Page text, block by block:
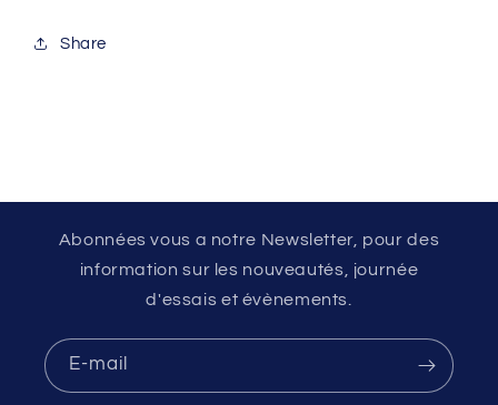
Share
Abonnées vous a notre Newsletter, pour des
information sur les nouveautés, journée
d'essais et évènements.
E-mail